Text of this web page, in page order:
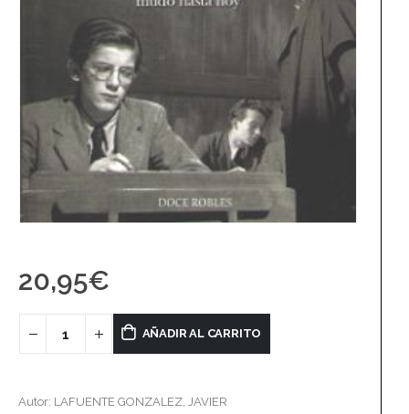
20,95€
AÑADIR AL CARRITO
Autor: LAFUENTE GONZALEZ, JAVIER